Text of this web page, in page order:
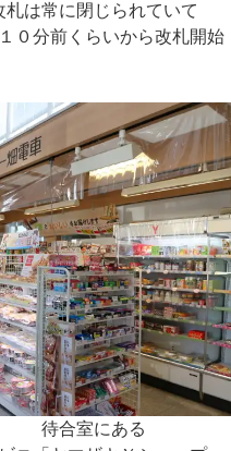
札は常に閉じられていて
０分前くらいから改札開始
待合室にある